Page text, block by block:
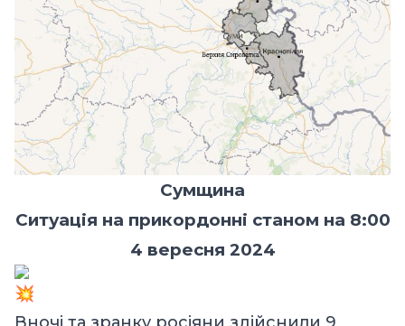
Сумщина
Ситуація на прикордонні станом на 8:00
4 вересня 2024